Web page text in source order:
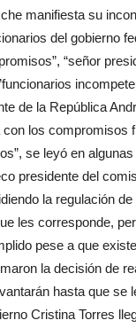
manifiesta su
del gobierno
“señor
de la República
los compromisos
se leyó en
presidente del
la regulación
les corresponde,
pese a que
la decisión de
hasta que se
Cristina Torres